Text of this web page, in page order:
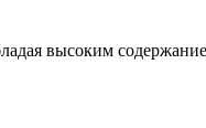
высоким